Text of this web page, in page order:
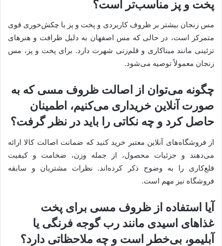
پخت و پز مناسب‌تر است؟
مس زنجان بیشتر بر ظروف کاربردی و پخت و پز با چکش‌خوری قوی
متمرکز است، در حالی که مس اصفهان به دلیل ظرافت و هنرهای
تزئینی مانند میناکاری و قلم‌زنی شهرت دارد. برای پخت و پز، مس
زنجان معمولاً توصیه می‌شود.
چگونه می‌توان از اصالت ظروف مسی که به
صورت آنلاین خریداری می‌کنیم، اطمینان
حاصل کرد و چه نکاتی را باید در نظر گرفت؟
از فروشگاه‌های آنلاین معتبر خرید کنید که ضمانت اصالت کالا ارائه
می‌دهند و جزئیات محصول، از جمله وزن، ضخامت و کیفیت
قلع‌کاری را به وضوح ذکر کرده‌اند. نظرات مشتریان و سابقه
فروشگاه نیز مهم است.
آیا استفاده از ظروف مسی برای پخت
غذاهای اسیدی مانند رب گوجه فرنگی یا
آبلیمو، بی‌خطر است و چه ملاحظاتی دارد؟